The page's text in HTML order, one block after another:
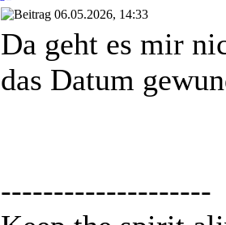
06.05.2026, 14:33
Da geht es mir
das Datum
--------------------